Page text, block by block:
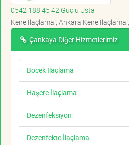
0542 188 45 42 Güçlü Usta
Kene İlaçlama , Ankara Kene İlaçlama ,
Çankaya Diğer Hizmetlerimiz
Böcek İlaçlama
Haşere İlaçlama
Dezenfeksiyon
Dezenfekte İlaçlama